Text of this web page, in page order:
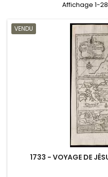
Affichage 1-
VENDU
1733 - VOYAGE DE